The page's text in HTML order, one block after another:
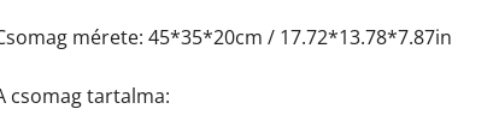
mérete: 45*35*20cm / 17.72*13.78*7.87in
csomag tartalma: